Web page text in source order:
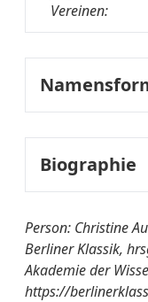
Vereinen:
Geburtsname:
Biographie
Person: Christine
Berliner Klassik,
Akademie der
https://